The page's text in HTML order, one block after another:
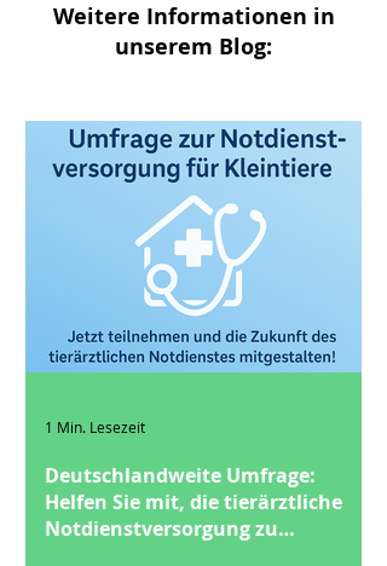
Weitere Informationen in
unserem Blog:
Deutschlandweite Umfrage:
Helfen Sie mit, die tierärztliche
Notdienstversorgung zu
1 Min. Lesezeit